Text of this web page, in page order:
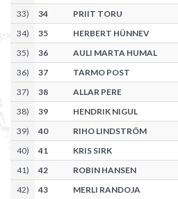
33) 34 PRIIT TORU
34) 35 HERBERT HÜNNEV
35) 36 AULI MARTA HUMAL
36) 37 TARMO POST
37) 38 ALLAR PERE
38) 39 HENDRIK NIGUL
39) 40 RIHO LINDSTRÖM
40) 41 KRIS SIRK
41) 42 ROBIN HANSEN
42) 43 MERLI RANDOJA